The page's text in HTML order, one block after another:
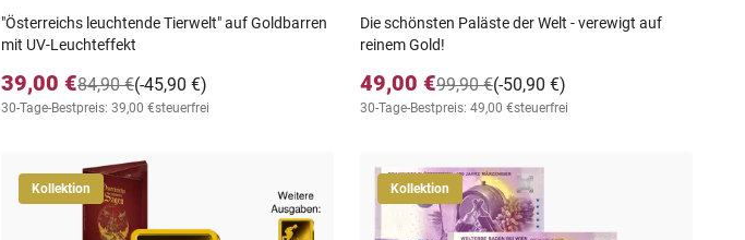
"Österreichs leuchtende Tierwelt" auf Goldbarren
mit UV-Leuchteffekt
39,00 € (-45,90 €)
84,90 €
30-Tage-Bestpreis: 39,00 €steuerfrei
Die schönsten Paläste der Welt - verewigt auf
reinem Gold!
49,00 € (-50,90 €)
99,90 €
30-Tage-Bestpreis: 49,00 €steuerfrei
Kollektion Kollektion